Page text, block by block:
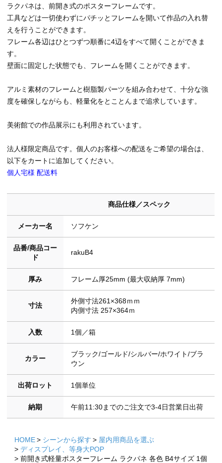
ラクパネは、前開き式のポスターフレームです。
工具などは一切使わずにパチッとフレームを開いて作品の入れ替
えを行うことができます。
フレーム各辺はひとつずつ順番に4辺をすべて開くことができま
す。
壁面に固定した状態でも、フレームを開くことができます。
アルミ素材のフレームと樹脂製パーツを組み合わせて、十分な強
度を確保しながらも、軽量化をとことんまで追求しています。
美術館での作品展示にも利用されています。
法人様限定商品です。個人のお客様への配送をご希望の場合は、
以下をカートに追加してください。
個人宅様 配送料
商品仕様／スペック
メーカー名 ソフケン
品番/商品コー
ド
rakuB4
厚み フレーム厚25mm (最大収納厚 7mm)
寸法
外側寸法261×368ｍｍ
内側寸法 257×364ｍ
入数 1個／箱
カラー
ブラック/ゴールド/シルバー/ホワイト/ブラ
ウン
出荷ロット 1個単位
納期 午前11:30までのご注文で3-4日営業日出荷
HOME シーンから探す
屋内用商品を選ぶ
ディスプレイ、等身大POP
前開き式軽量ポスターフレーム ラクパネ 各色 B4サイズ 1個